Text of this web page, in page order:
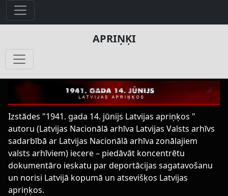
APRIŅĶI
Izstādes "1941. gada 14. jūnijs Latvijas apriņķos "
autoru (Latvijas Nacionālā arhīva Latvijas Valsts arhīvs
sadarbībā ar Latvijas Nacionālā arhīva zonālajiem
valsts arhīviem) iecere – piedāvāt koncentrētu
dokumentāro ieskatu par deportācijas sagatavošanu
un norisi Latvijā kopumā un atsevišķos Latvijas
apriņķos.